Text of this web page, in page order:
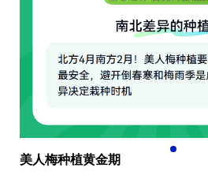
美人梅种植黄金期